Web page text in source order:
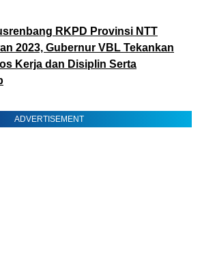
RKPD Provinsi NTT
2023, Gubernur VBL Tekankan
Kerja dan Disiplin Serta
ADVERTISEMENT